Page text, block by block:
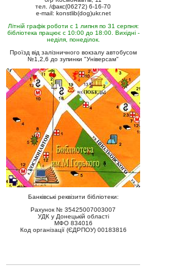
тел. /факс(06272) 6-16-70
e-mail: konstlib(dog)ukr.net
Літній графік роботи с 1 липня по 31 серпня:
бібліотека працює с 10:00 до 18:00. Вихідні -
неділя, понеділок.
Проїзд від залізничного вокзалу автобусом
№1,2,6 до зупинки "Універсам"
Банківські реквізити бібліотеки:
Рахунок № 35425007003007
УДК у Донецькій області
МФО 834016
Код організації (ЄДРПОУ) 00183816